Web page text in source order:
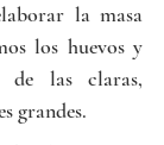
la masa
los huevos y
de las claras,
grandes.